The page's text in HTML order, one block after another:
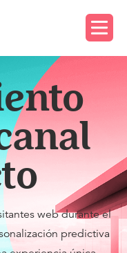
web durante el
predictiva